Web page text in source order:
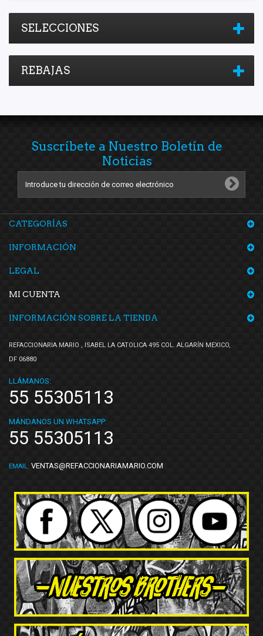
SELECCIONES
REBAJAS
Suscríbete a Nuestro Boletín de
Noticias
CATEGORÍAS
INFORMACIÓN
LEGAL
MI CUENTA
INFORMACIÓN SOBRE LA TIENDA
REFACCIONARIA MARIO , ISABEL LA CATOLICA 495 COL. ALGARÍN MEXICO,
DF 06880
LLÁMANOS:
55 55305113
MÁNDANOS UN WHATSAPP:
55 55305113
EMAIL: VENTAS@REFACCIONARIAMARIO.COM